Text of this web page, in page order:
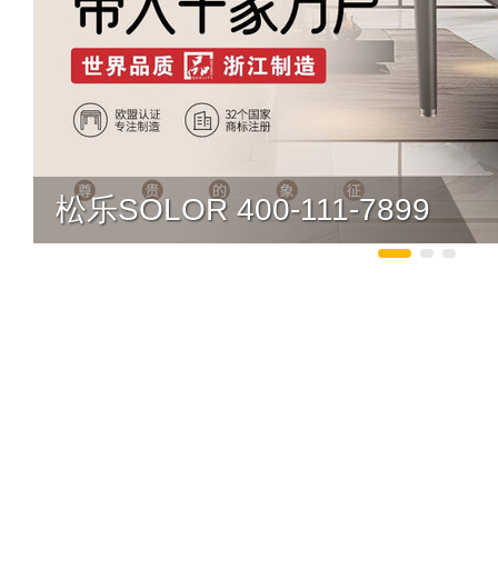
松乐SOLOR 400-111-7899